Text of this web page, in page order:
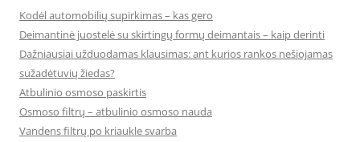
Kodėl automobilių supirkimas – kas gero
Deimantinė juostelė su skirtingų formų deimantais – kaip derinti
Dažniausiai užduodamas klausimas: ant kurios rankos nešiojamas
sužadėtuvių žiedas?
Atbulinio osmoso paskirtis
Osmoso filtrų – atbulinio osmoso nauda
Vandens filtrų po kriaukle svarba